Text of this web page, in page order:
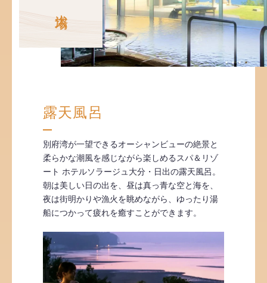
露天風呂
別府湾が一望できるオーシャンビューの絶景と
柔らかな潮風を感じながら楽しめるスパ＆リゾ
ート ホテルソラージュ大分・日出の露天風呂。
朝は美しい日の出を、昼は真っ青な空と海を、
夜は街明かりや漁火を眺めながら、ゆったり湯
船につかって疲れを癒すことができます。